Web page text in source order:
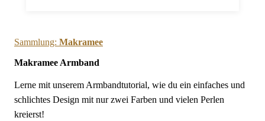
Sammlung: Makramee
Makramee Armband
Lerne mit unserem Armbandtutorial, wie du ein einfaches und
schlichtes Design mit nur zwei Farben und vielen Perlen
kreierst!